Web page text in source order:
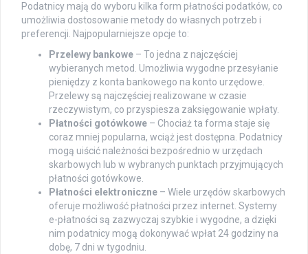
Podatnicy mają do wyboru kilka form płatności podatków, co
umożliwia dostosowanie metody do własnych potrzeb i
preferencji. Najpopularniejsze opcje to:
Przelewy bankowe – To jedna z najczęściej
wybieranych metod. Umożliwia wygodne przesyłanie
pieniędzy z konta bankowego na konto urzędowe.
Przelewy są najczęściej realizowane w czasie
rzeczywistym, co przyspiesza zaksięgowanie wpłaty.
Płatności gotówkowe – Chociaż ta forma staje się
coraz mniej popularna, wciąż jest dostępna. Podatnicy
mogą uiścić należności bezpośrednio w urzędach
skarbowych lub w wybranych punktach przyjmujących
płatności gotówkowe.
Płatności elektroniczne – Wiele urzędów skarbowych
oferuje możliwość płatności przez internet. Systemy
e-płatności są zazwyczaj szybkie i wygodne, a dzięki
nim podatnicy mogą dokonywać wpłat 24 godziny na
dobę, 7 dni w tygodniu.